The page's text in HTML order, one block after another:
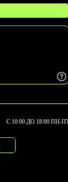
С 10:00 ДО 18:00 ПН-